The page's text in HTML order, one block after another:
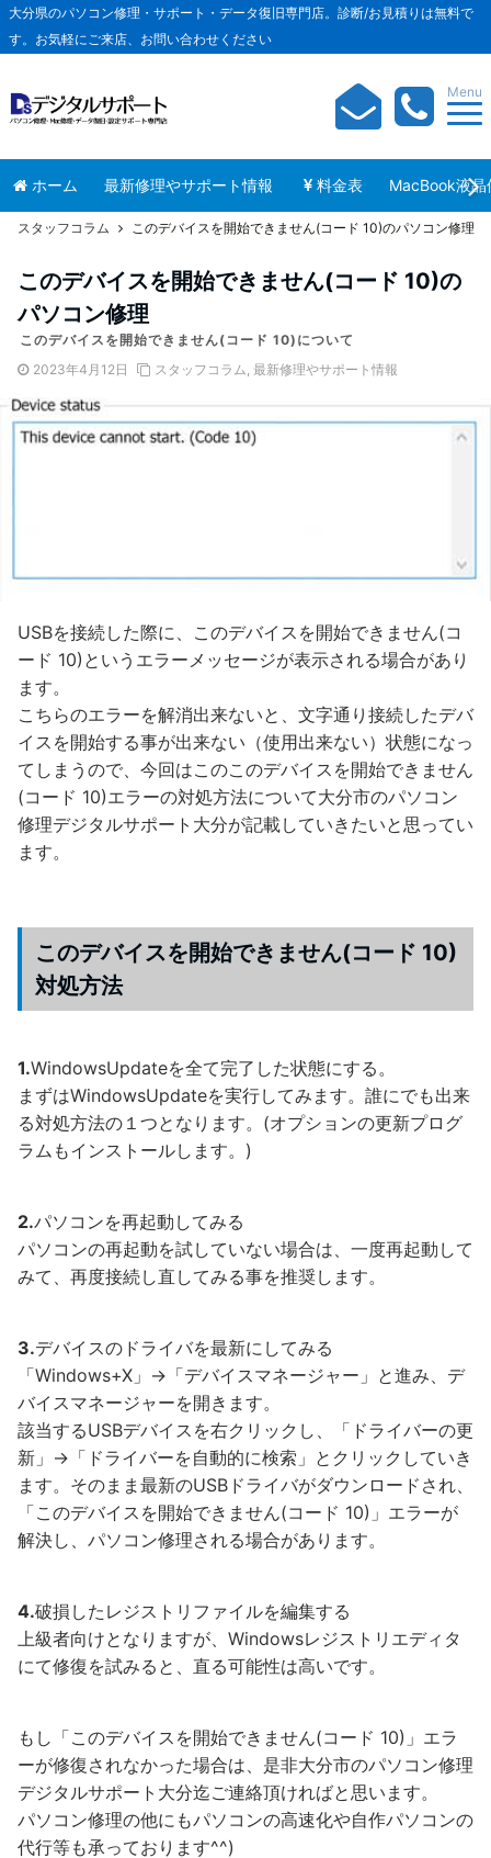
大分県のパソコン修理・サポート・データ復旧専門店。診断/お見積りは無料で
す。お気軽にご来店、お問い合わせください
Menu
ホーム 最新修理やサポート情報 料金表 MacBook液晶
スタッフコラム このデバイスを開始できません(コード 10)のパソコン修理
このデバイスを開始できません(コード 10)の
パソコン修理
このデバイスを開始できません(コード 10)について
2023年4月12日
スタッフコラム, 最新修理やサポート情報
USBを接続した際に、このデバイスを開始できません(コ
ード 10)というエラーメッセージが表示される場合があり
ます。
こちらのエラーを解消出来ないと、文字通り接続したデバ
イスを開始する事が出来ない（使用出来ない）状態になっ
てしまうので、今回はこのこのデバイスを開始できません
(コード 10)エラーの対処方法について大分市のパソコン
修理デジタルサポート大分が記載していきたいと思ってい
ます。
このデバイスを開始できません(コード 10)
対処方法
1.WindowsUpdateを全て完了した状態にする。
まずはWindowsUpdateを実行してみます。誰にでも出来
る対処方法の１つとなります。(オプションの更新プログ
ラムもインストールします。)
2.パソコンを再起動してみる
パソコンの再起動を試していない場合は、一度再起動して
みて、再度接続し直してみる事を推奨します。
3.デバイスのドライバを最新にしてみる
「Windows+X」→「デバイスマネージャー」と進み、デ
バイスマネージャーを開きます。
該当するUSBデバイスを右クリックし、「ドライバーの更
新」→「ドライバーを自動的に検索」とクリックしていき
ます。そのまま最新のUSBドライバがダウンロードされ、
「このデバイスを開始できません(コード 10)」エラーが
解決し、パソコン修理される場合があります。
4.破損したレジストリファイルを編集する
上級者向けとなりますが、Windowsレジストリエディタ
にて修復を試みると、直る可能性は高いです。
もし「このデバイスを開始できません(コード 10)」エラ
ーが修復されなかった場合は、是非大分市のパソコン修理
デジタルサポート大分迄ご連絡頂ければと思います。
パソコン修理の他にもパソコンの高速化や自作パソコンの
代行等も承っております^^)